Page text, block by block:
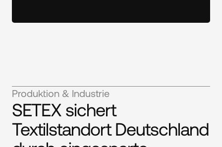
Produktion & Industrie
SETEX sichert
Textilstandort Deutschland